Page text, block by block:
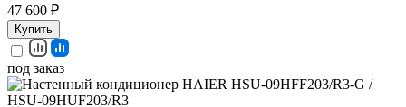
47 600 ₽
Купить
под заказ